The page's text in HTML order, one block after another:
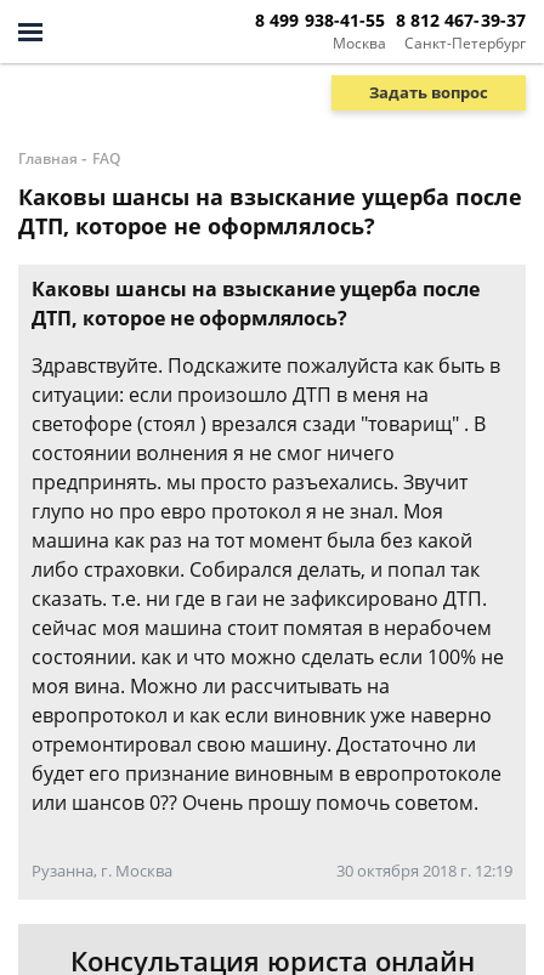
Москва
8 499 938-41-55
Санкт-Петербург
8 812 467-39-37
Задать вопрос
Главная - FAQ
Каковы шансы на взыскание ущерба после
ДТП, которое не оформлялось?
Каковы шансы на взыскание ущерба после
ДТП, которое не оформлялось?
Здравствуйте. Подскажите пожалуйста как быть в
ситуации: если произошло ДТП в меня на
светофоре (стоял ) врезался сзади "товарищ" . В
состоянии волнения я не смог ничего
предпринять. мы просто разъехались. Звучит
глупо но про евро протокол я не знал. Моя
машина как раз на тот момент была без какой
либо страховки. Собирался делать, и попал так
сказать. т.е. ни где в гаи не зафиксировано ДТП.
сейчас моя машина стоит помятая в нерабочем
состоянии. как и что можно сделать если 100% не
моя вина. Можно ли рассчитывать на
европротокол и как если виновник уже наверно
отремонтировал свою машину. Достаточно ли
будет его признание виновным в европротоколе
или шансов 0?? Очень прошу помочь советом.
Рузанна, г. Москва 30 октября 2018 г. 12:19
Консультация юриста онлайн